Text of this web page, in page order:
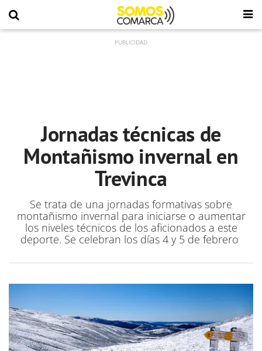
Jornadas técnicas de
Montañismo invernal en
Trevinca
Se trata de una jornadas formativas sobre
montañismo invernal para iniciarse o aumentar
los niveles técnicos de los aficionados a este
deporte. Se celebran los días 4 y 5 de febrero